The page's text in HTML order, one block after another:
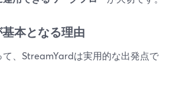
本となる理由
て、StreamYardは実用的な出発点で